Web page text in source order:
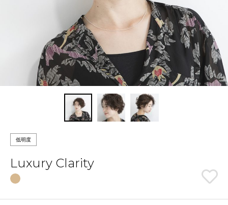
低明度
Luxury Clarity